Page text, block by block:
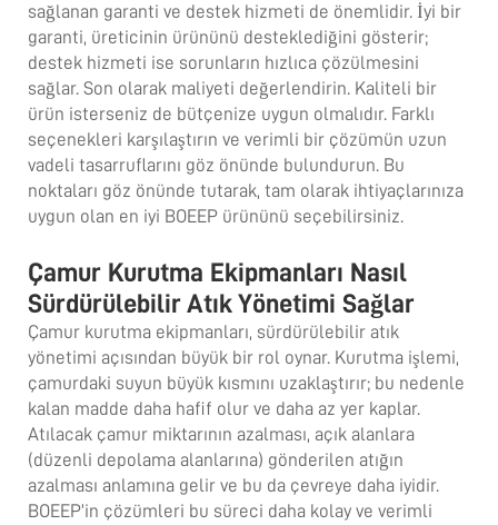
sağlanan garanti ve destek hizmeti de önemlidir. İyi bir
garanti, üreticinin ürününü desteklediğini gösterir;
destek hizmeti ise sorunların hızlıca çözülmesini
sağlar. Son olarak maliyeti değerlendirin. Kaliteli bir
ürün isterseniz de bütçenize uygun olmalıdır. Farklı
seçenekleri karşılaştırın ve verimli bir çözümün uzun
vadeli tasarruflarını göz önünde bulundurun. Bu
noktaları göz önünde tutarak, tam olarak ihtiyaçlarınıza
uygun olan en iyi BOEEP ürününü seçebilirsiniz.
Çamur Kurutma Ekipmanları Nasıl
Sürdürülebilir Atık Yönetimi Sağlar
Çamur kurutma ekipmanları, sürdürülebilir atık
yönetimi açısından büyük bir rol oynar. Kurutma işlemi,
çamurdaki suyun büyük kısmını uzaklaştırır; bu nedenle
kalan madde daha hafif olur ve daha az yer kaplar.
Atılacak çamur miktarının azalması, açık alanlara
(düzenli depolama alanlarına) gönderilen atığın
azalması anlamına gelir ve bu da çevreye daha iyidir.
BOEEP’in çözümleri bu süreci daha kolay ve verimli